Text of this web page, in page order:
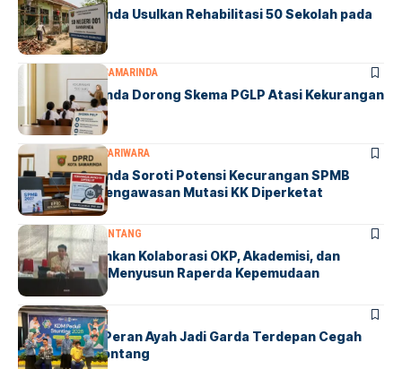
DPRD Samarinda Usulkan Rehabilitasi 50 Sekolah pada
2027
DPRD SAMARINDA SAMARINDA
DPRD Samarinda Dorong Skema PGLP Atasi Kekurangan
500 Guru
DPRD SAMARINDA PARIWARA
DPRD Samarinda Soroti Potensi Kecurangan SPMB
2027, Minta Pengawasan Mutasi KK Diperketat
BONTANG DPRD BONTANG
Winardi Tekankan Kolaborasi OKP, Akademisi, dan
Pemda dalam Menyusun Raperda Kepemudaan
BONTANGSOCIETY
KDM Dorong Peran Ayah Jadi Garda Terdepan Cegah
Stunting di Bontang